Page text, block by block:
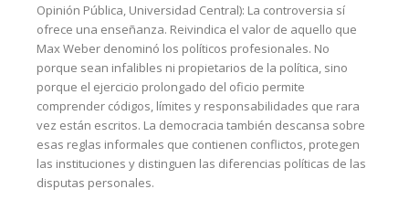
Opinión Pública, Universidad Central): La controversia sí
ofrece una enseñanza. Reivindica el valor de aquello que
Max Weber denominó los políticos profesionales. No
porque sean infalibles ni propietarios de la política, sino
porque el ejercicio prolongado del oficio permite
comprender códigos, límites y responsabilidades que rara
vez están escritos. La democracia también descansa sobre
esas reglas informales que contienen conflictos, protegen
las instituciones y distinguen las diferencias políticas de las
disputas personales.